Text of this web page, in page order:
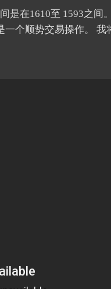
是在1610至 1593之间
个顺势交易操作。 我